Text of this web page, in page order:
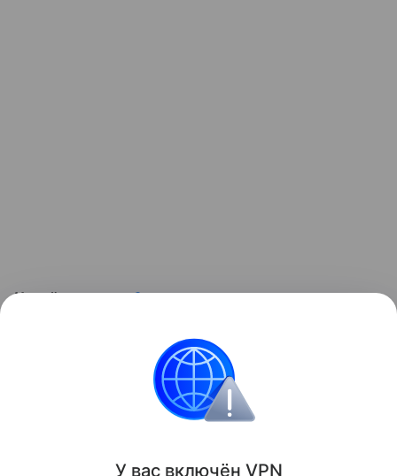
Читайте также:6 самых многодетных
Контент недоступен
У вас включён VPN